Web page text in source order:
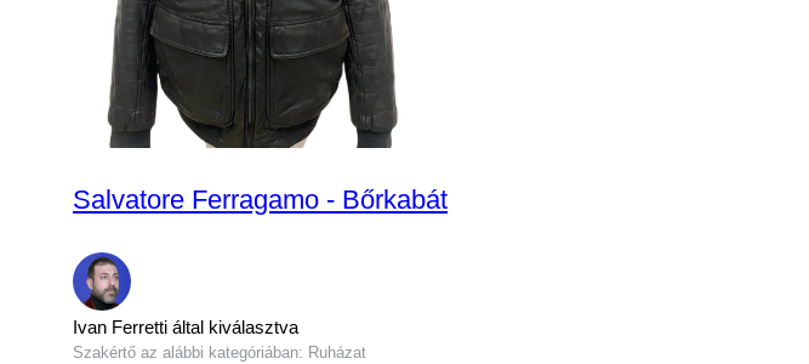
Salvatore Ferragamo - Bőrkabát
Ivan Ferretti által kiválasztva
Szakértő az alábbi kategóriában: Ruházat